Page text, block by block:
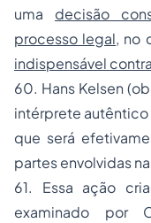
uma decisão
processo legal, no
indispensável
60. Hans Kelsen
intérprete
que será
partes envolvidas
61. Essa ação
examinado por